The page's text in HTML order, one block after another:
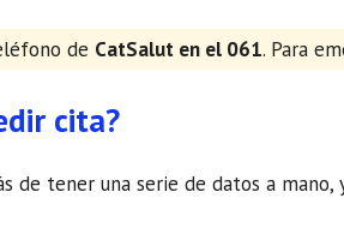
de CatSalut en el 061. Para
cita?
de tener una serie de datos a